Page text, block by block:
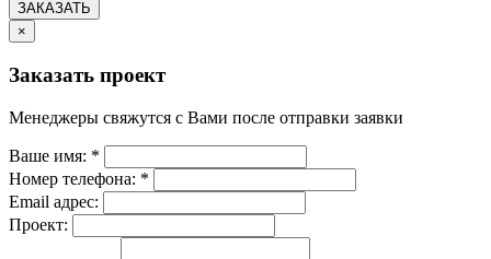
ЗАКАЗАТЬ
×
Заказать проект
Менеджеры свяжутся с Вами после отправки заявки
Ваше имя: *
Номер телефона: *
Email адрес:
Проект: